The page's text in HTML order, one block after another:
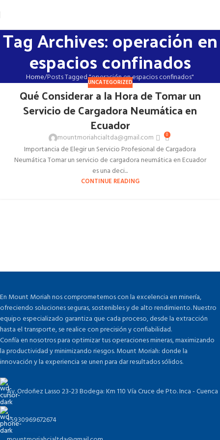
Tag Archives: operación en
espacios confinados
Home Posts Tagged "operación en espacios confinados"
UNCATEGORIZED
Qué Considerar a la Hora de Tomar un
Servicio de Cargadora Neumática en
Ecuador
mountmoriahcialtda@gmail.com 0
Importancia de Elegir un Servicio Profesional de Cargadora
Neumática Tomar un servicio de cargadora neumática en Ecuador
es una deci...
CONTINUE READING
En Mount Moriah nos comprometemos con la excelencia en minería,
ofreciendo soluciones seguras, sostenibles y de alto rendimiento. Nuestro
equipo especializado garantiza que cada proceso, desde la extracción
hasta el transporte, se realice con precisión y confiabilidad.
Confía en nosotros para optimizar tus operaciones mineras, maximizando
la productividad y minimizando riesgos. Mount Moriah: donde la
innovación y la experiencia se unen para dar resultados sólidos.
Av. Ordoñez Lasso 23-23 Bodega: Km 110 Vía Cruce de Pto. Inca - Cuenca
+5930969672674